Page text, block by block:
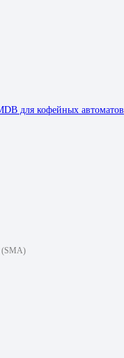
для кофейных автоматов
(SMA)